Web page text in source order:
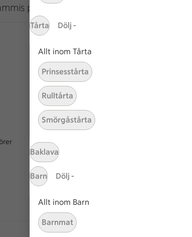
Tårta Dölj -
Allt inom Tårta
Prinsesstårta
Rulltårta
Smörgåstårta
Baklava
Barn Dölj -
Allt inom Barn
Barnmat
på ICA